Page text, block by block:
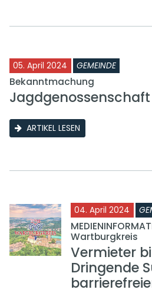
05. April 2024 GEMEINDE
Bekanntmachung
ARTIKEL LESEN
04. April 2024
Wartburgkreis
Vermieter
Dringende